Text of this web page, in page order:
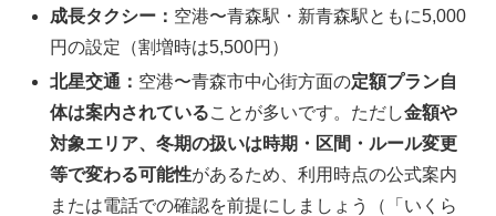
成長タクシー： 空港〜青森駅・新青森駅ともに5,000
円の設定（割増時は5,500円）
北星交通： 空港〜青森市中心街方面の定額プラン自
体は案内されていることが多いです。ただし金額や
対象エリア、冬期の扱いは時期・区間・ルール変更
等で変わる可能性があるため、利用時点の公式案内
または電話での確認を前提にしましょう（「いくら